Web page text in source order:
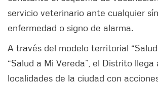
servicio veterinario ante cualquier
enfermedad o signo de alarma.
A través del modelo territorial
“Salud a Mi Vereda”, el Distrito llega
localidades de la ciudad con